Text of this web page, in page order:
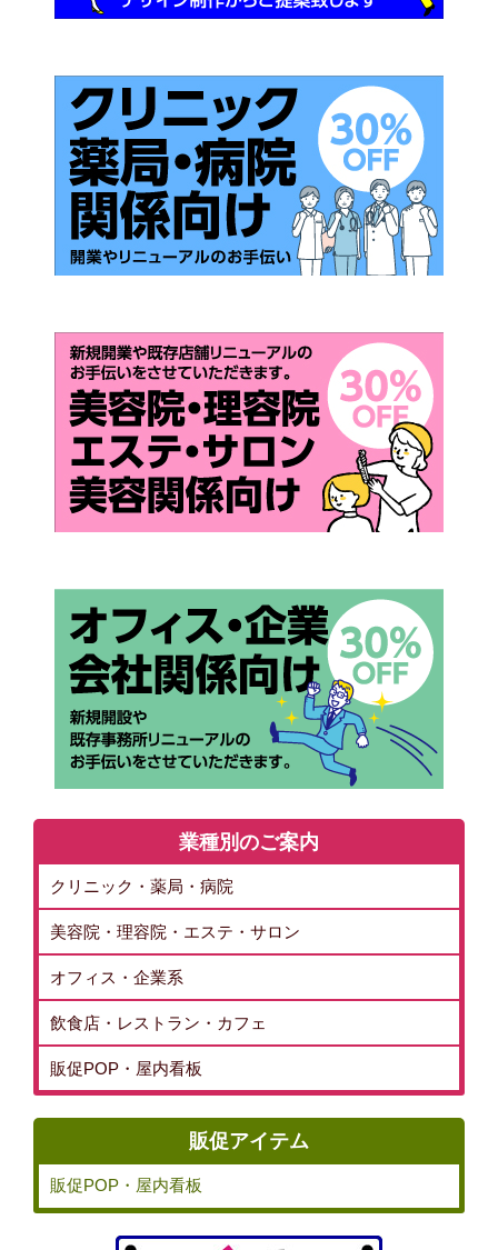
業種別のご案内
クリニック・薬局・病院
美容院・理容院・エステ・サロン
オフィス・企業系
飲食店・レストラン・カフェ
販促POP・屋内看板
販促アイテム
販促POP・屋内看板